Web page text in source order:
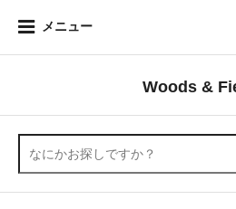
メニュー
Woods &